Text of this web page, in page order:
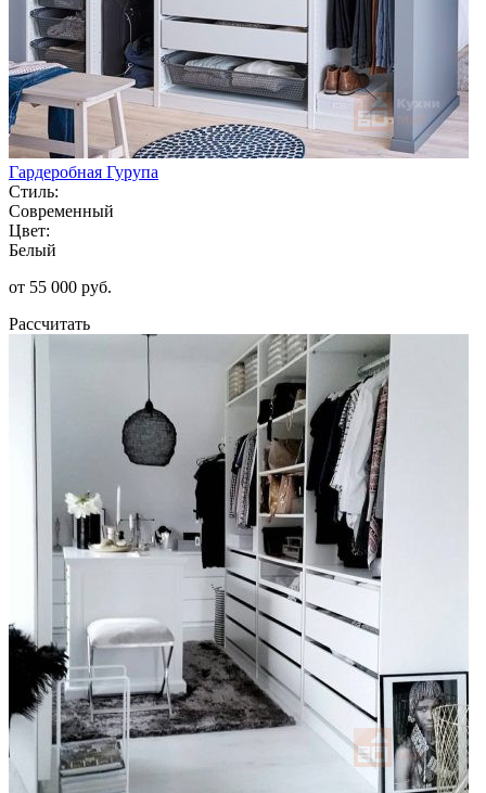
Гардеробная Гурупа
Стиль:
Современный
Цвет:
Белый
от 55 000 руб.
Рассчитать